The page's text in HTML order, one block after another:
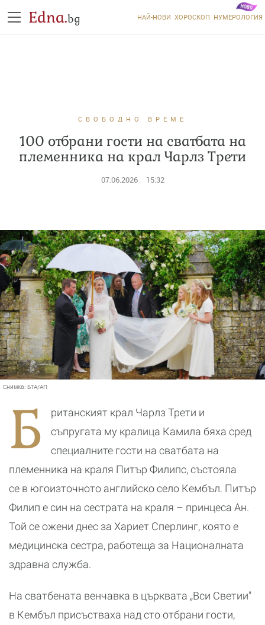
Edna.bg НАЙ-НОВИ ХОРОСКОП НУМЕРОЛОГИЯ
СВОБОДНО ВРЕМЕ
100 отбрани гости на сватбата на
племенника на крал Чарлз Трети
07.06.2026 15:32
Снимка: БТА/АП
Б
ританският крал Чарлз Трети и
съпругата му кралица Камила бяха сред
специалните гости на сватбата на
племенника на краля Питър Филипс, състояла
се в югоизточното английско село Кембъл. Питър
Филип е син на сестрата на краля – принцеса Ан.
Той се ожени днес за Хариет Сперлинг, която е
медицинска сестра, работеща за Националната
здравна служба.
На сватбената венчавка в църквата „Вси Светии"
в Кембъл присъстваха над сто отбрани гости,